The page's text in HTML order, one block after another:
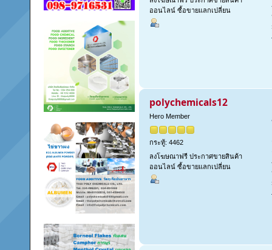
ออนไลน์ ซื้อขายแลกเปลี่ยน
polychemicals12
Hero Member
กระทู้: 4462
ลงโฆษณาฟรี ประกาศขายสินค้า
ออนไลน์ ซื้อขายแลกเปลี่ยน